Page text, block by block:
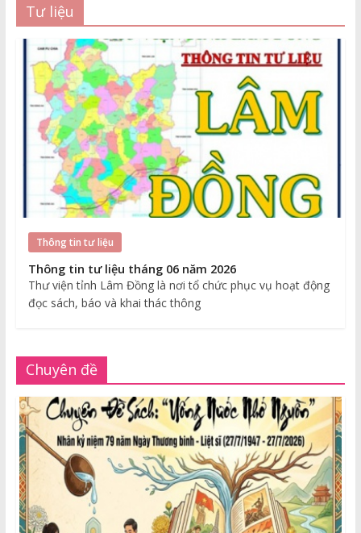
Tư liệu
Thông tin tư liệu
Thông tin tư liệu tháng 06 năm 2026
Thư viện tỉnh Lâm Đồng là nơi tổ chức phục vụ hoạt động
đọc sách, báo và khai thác thông
Chuyên đề